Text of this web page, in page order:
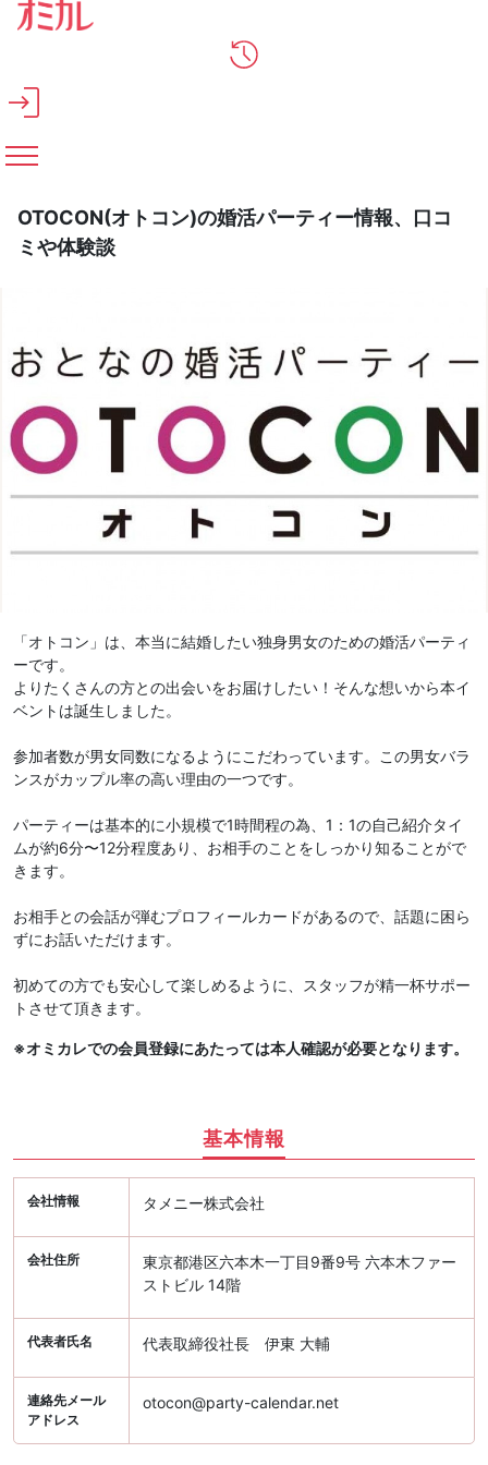
メインコンテンツへスキップ
OTOCON(オトコン)の婚活パーティー情報、口コ
ミや体験談
「オトコン」は、本当に結婚したい独身男女のための婚活パーティ
ーです。
よりたくさんの方との出会いをお届けしたい！そんな想いから本イ
ベントは誕生しました。
参加者数が男女同数になるようにこだわっています。この男女バラ
ンスがカップル率の高い理由の一つです。
パーティーは基本的に小規模で1時間程の為、1：1の自己紹介タイ
ムが約6分〜12分程度あり、お相手のことをしっかり知ることがで
きます。
お相手との会話が弾むプロフィールカードがあるので、話題に困ら
ずにお話いただけます。
初めての方でも安心して楽しめるように、スタッフが精一杯サポー
トさせて頂きます。
※オミカレでの会員登録にあたっては本人確認が必要となります。
基本情報
会社情報 タメニー株式会社
会社住所
東京都港区六本木一丁目9番9号 六本木ファー
ストビル 14階
代表者氏名 代表取締役社長 伊東 大輔
連絡先メール
アドレス
otocon@party-calendar.net